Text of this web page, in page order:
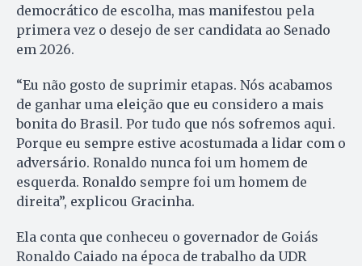
democrático de escolha, mas manifestou pela
primera vez o desejo de ser candidata ao Senado
em 2026.
“Eu não gosto de suprimir etapas. Nós acabamos
de ganhar uma eleição que eu considero a mais
bonita do Brasil. Por tudo que nós sofremos aqui.
Porque eu sempre estive acostumada a lidar com o
adversário. Ronaldo nunca foi um homem de
esquerda. Ronaldo sempre foi um homem de
direita”, explicou Gracinha.
Ela conta que conheceu o governador de Goiás
Ronaldo Caiado na época de trabalho da UDR